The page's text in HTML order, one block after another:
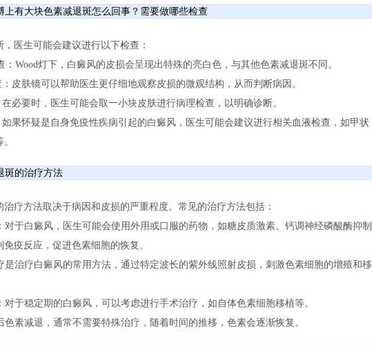
上有大块色素减退斑怎么回事？需要做哪些检查
，医生可能会建议进行以下检查：
：Wood灯下，白癜风的皮损会呈现出特殊的亮白色，与其他色素减退斑不同。
皮肤镜可以帮助医生更仔细地观察皮损的微观结构，从而判断病因。
必要时，医生可能会取一小块皮肤进行病理检查，以明确诊断。
果怀疑是自身免疫性疾病引起的白癜风，医生可能会建议进行相关血液检查，如甲状
斑的治疗方法
治疗方法取决于病因和皮损的严重程度。常见的治疗方法包括：
对于白癜风，医生可能会使用外用或口服的药物，如糖皮质激素、钙调神经磷酸酶抑制
疫反应，促进色素细胞的恢复。
是治疗白癜风的常用方法，通过特定波长的紫外线照射皮损，刺激色素细胞的增殖和移
对于稳定期的白癜风，可以考虑进行手术治疗，如自体色素细胞移植等。
色素减退，通常不需要特殊治疗，随着时间的推移，色素会逐渐恢复。